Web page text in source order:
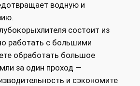
водную и
состоит из
работать с большими
обработать большое
за один проход —
и сэкономите